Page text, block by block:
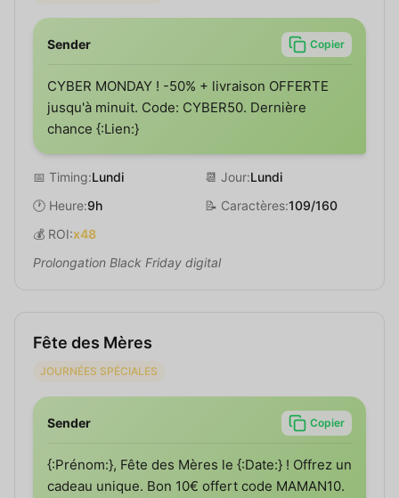
Sender Copier
CYBER MONDAY ! -50% + livraison OFFERTE
jusqu'à minuit. Code: CYBER50. Dernière
chance {:Lien:}
📅 Timing:Lundi 📆 Jour:Lundi
🕐 Heure:9h 📝 Caractères:109/160
💰 ROI:x48
Prolongation Black Friday digital
Fête des Mères
JOURNÉES SPÉCIALES
Sender Copier
{:Prénom:}, Fête des Mères le {:Date:} ! Offrez un
cadeau unique. Bon 10€ offert code MAMAN10.